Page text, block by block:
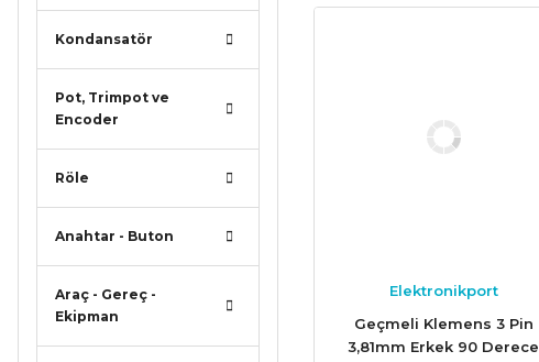
Kondansatör
Pot, Trimpot ve
Encoder
Röle
Anahtar - Buton
Araç - Gereç -
Ekipman
Elektronikport
Geçmeli Klemens 3 Pin
3,81mm Erkek 90 Derece